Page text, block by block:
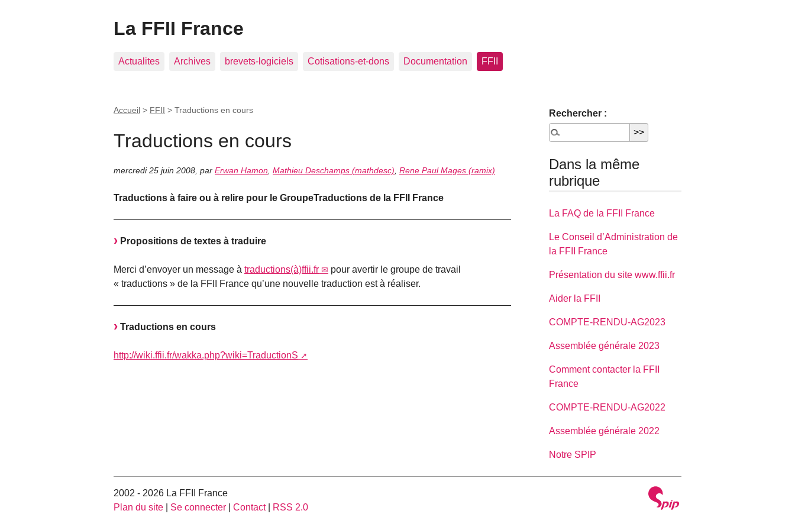
La FFII France
Actualites Archives brevets-logiciels Cotisations-et-dons Documentation FFII
Accueil > FFII > Traductions en cours
Traductions en cours
mercredi 25 juin 2008 par Erwan Hamon Mathieu Deschamps (mathdesc) Rene Paul Mages (ramix)
Traductions à faire ou à relire pour le GroupeTraductions de la FFII France
Propositions de textes à traduire
Merci d’envoyer un message à traductions(à)ffii.fr
pour avertir le groupe de travail
« traductions » de la FFII France qu’une nouvelle traduction est à réaliser.
Traductions en cours
http://wiki.ffii.fr/wakka.php?wiki=TraductionS
Rechercher :
Dans la même
rubrique
La FAQ de la FFII France
Le Conseil d’Administration de
la FFII France
Présentation du site www.ffii.fr
Aider la FFII
COMPTE-RENDU-AG2023
Assemblée générale 2023
Comment contacter la FFII
France
COMPTE-RENDU-AG2022
Assemblée générale 2022
Notre SPIP
2002 - 2026 La FFII France
Plan du site
Se connecter Contact| RSS 2.0